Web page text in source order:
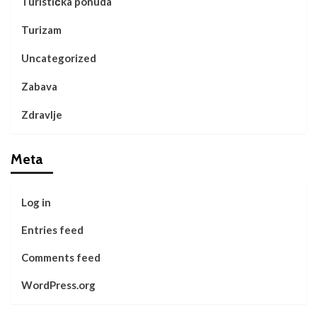
Turizam
Uncategorized
Zabava
Zdravlje
Meta
Log in
Entries feed
Comments feed
WordPress.org